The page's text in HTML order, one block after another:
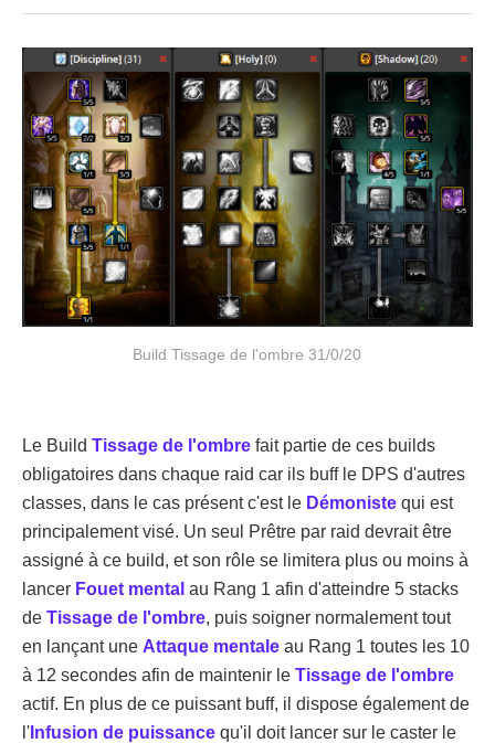
Build Tissage de l'ombre 31/0/20
Le Build Tissage de l'ombre fait partie de ces builds
obligatoires dans chaque raid car ils buff le DPS d'autres
classes, dans le cas présent c'est le Démoniste qui est
principalement visé. Un seul Prêtre par raid devrait être
assigné à ce build, et son rôle se limitera plus ou moins à
lancer Fouet mental au Rang 1 afin d'atteindre 5 stacks
de Tissage de l'ombre, puis soigner normalement tout
en lançant une Attaque mentale au Rang 1 toutes les 10
à 12 secondes afin de maintenir le Tissage de l'ombre
actif. En plus de ce puissant buff, il dispose également de
l' Infusion de puissance qu'il doit lancer sur le caster le